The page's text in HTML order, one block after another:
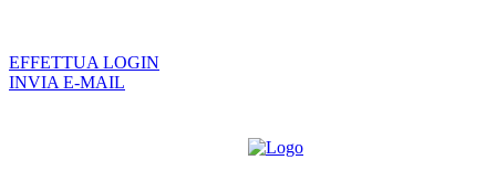
EFFETTUA LOGIN
INVIA E-MAIL